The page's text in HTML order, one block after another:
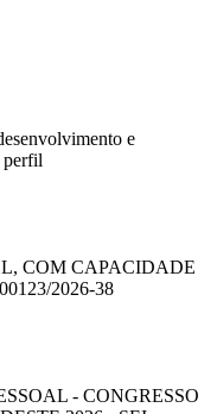
e
perfil
COM CAPACIDADE
2026-38
- CONGRESSO